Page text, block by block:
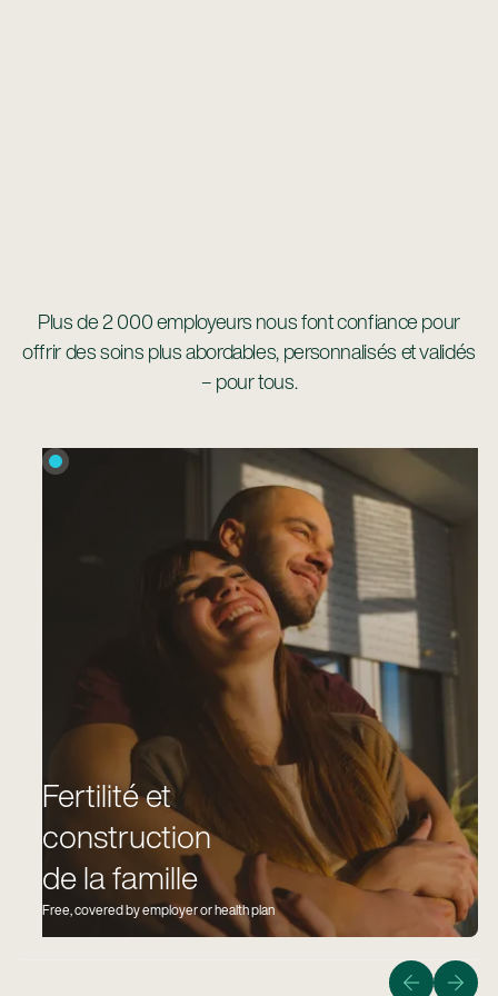
Plus de 2 000 employeurs nous font confiance pour
offrir des soins plus abordables, personnalisés et validés
– pour tous.
Fertilité et
construction
de la famille
Free, covered by employer or health plan
Guider les membres vers le chemin le plus rapide, le